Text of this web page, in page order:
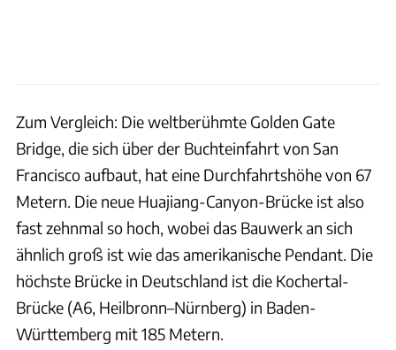
Zum Vergleich: Die weltberühmte Golden Gate
Bridge, die sich über der Buchteinfahrt von San
Francisco aufbaut, hat eine Durchfahrtshöhe von 67
Metern. Die neue Huajiang-Canyon-Brücke ist also
fast zehnmal so hoch, wobei das Bauwerk an sich
ähnlich groß ist wie das amerikanische Pendant. Die
höchste Brücke in Deutschland ist die Kochertal-
Brücke (A6, Heilbronn–Nürnberg) in Baden-
Württemberg mit 185 Metern.